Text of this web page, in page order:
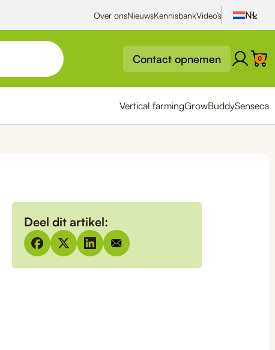
Over onsNieuwsKennisbankVideo’s
Contact opnemen 0
Vertical farmingGrowBuddySenseca
Deel dit artikel: